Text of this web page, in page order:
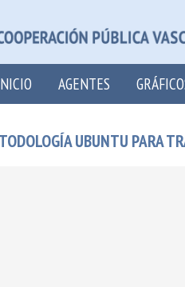
AGENTES
UBUNTU PARA